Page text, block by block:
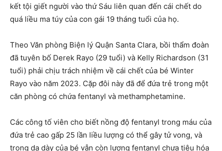
kết tội giết người vào thứ Sáu liên quan đến cái chết do
quá liều ma túy của con gái 19 tháng tuổi của họ.
Theo Văn phòng Biện lý Quận Santa Clara, bồi thẩm đoàn
đã tuyên bố Derek Rayo (29 tuổi) và Kelly Richardson (31
tuổi) phải chịu trách nhiệm về cái chết của bé Winter
Rayo vào năm 2023. Cặp đôi này đã để đứa trẻ trong một
căn phòng có chứa fentanyl và methamphetamine.
Các công tố viên cho biết nồng độ fentanyl trong máu của
đứa trẻ cao gấp 25 lần liều lượng có thể gây tử vong, và
trong dạ dày của bé vẫn còn lượng fentanyl chưa tiêu hóa